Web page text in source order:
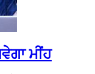
ਮੀਂਹ